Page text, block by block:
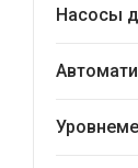
Насосы